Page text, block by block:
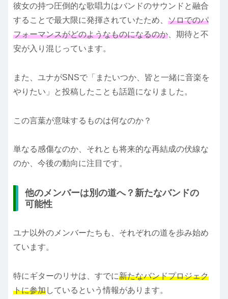
彼女の持つ圧倒的な歌唱力はバンドのサウンドと融合
することで最大限に発揮されていたため、 ソロでのパ
フォーマンスがどのようなものになるのか 、期待と不
安が入り混じっています。
また、ユナがSNSで「またいつか、皆と一緒に音楽を
やりたい」と投稿したことも話題になりました。
この言葉が意味するものは何なのか？
単なる感傷なのか、それとも将来的な再結成の伏線な
のか、今後の動向に注目です。
他のメンバーは別の道へ？新たなバンドの
可能性
ユナ以外のメンバーたちも、それぞれの道を歩み始め
ています。
特にギターのリサは、すでに新たなバンドプロジェク
トに参加しているという情報があります。